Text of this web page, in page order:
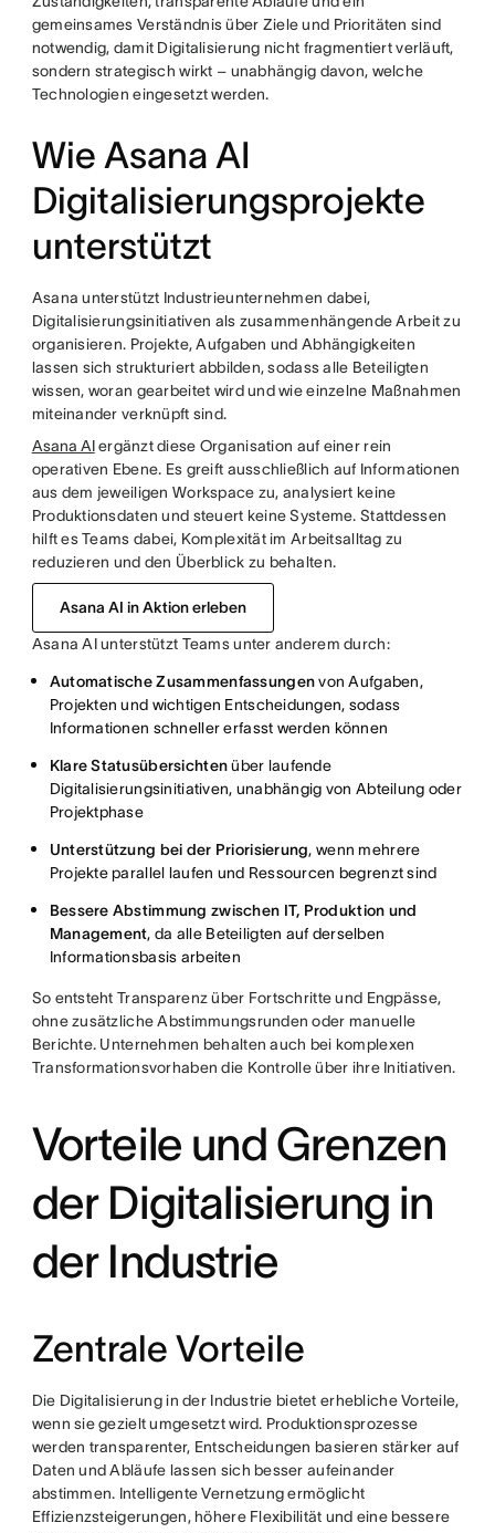
gemeinsames Verständnis über Ziele und Prioritäten sind
notwendig, damit Digitalisierung nicht fragmentiert verläuft,
sondern strategisch wirkt – unabhängig davon, welche
Technologien eingesetzt werden.
Wie Asana AI
Digitalisierungsprojekte
unterstützt
Asana unterstützt Industrieunternehmen dabei,
Digitalisierungsinitiativen als zusammenhängende Arbeit zu
organisieren. Projekte, Aufgaben und Abhängigkeiten
lassen sich strukturiert abbilden, sodass alle Beteiligten
wissen, woran gearbeitet wird und wie einzelne Maßnahmen
miteinander verknüpft sind.
Asana AIergänzt diese Organisation auf einer rein
operativen Ebene. Es greift ausschließlich auf Informationen
aus dem jeweiligen Workspace zu, analysiert keine
Produktionsdaten und steuert keine Systeme. Stattdessen
hilft es Teams dabei, Komplexität im Arbeitsalltag zu
reduzieren und den Überblick zu behalten.
Asana AI in Aktion erleben
Asana AI unterstützt Teams unter anderem durch:
Automatische Zusammenfassungenvon Aufgaben,
Projekten und wichtigen Entscheidungen, sodass
Informationen schneller erfasst werden können
Klare Statusübersichtenüber laufende
Digitalisierungsinitiativen, unabhängig von Abteilung oder
Projektphase
Unterstützung bei der Priorisierung, wenn mehrere
Projekte parallel laufen und Ressourcen begrenzt sind
Bessere Abstimmung zwischen IT, Produktion und
Management, da alle Beteiligten auf derselben
Informationsbasis arbeiten
So entsteht Transparenz über Fortschritte und Engpässe,
ohne zusätzliche Abstimmungsrunden oder manuelle
Berichte. Unternehmen behalten auch bei komplexen
Transformationsvorhaben die Kontrolle über ihre Initiativen.
Vorteile und Grenzen
der Digitalisierung in
der Industrie
Zentrale Vorteile
Die Digitalisierung in der Industrie bietet erhebliche Vorteile,
wenn sie gezielt umgesetzt wird. Produktionsprozesse
werden transparenter, Entscheidungen basieren stärker auf
Daten und Abläufe lassen sich besser aufeinander
abstimmen. Intelligente Vernetzung ermöglicht
Effizienzsteigerungen, höhere Flexibilität und eine bessere